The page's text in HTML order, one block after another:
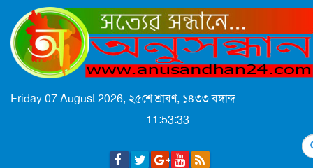
Friday 07 August 2026, ২৫শে শ্রাবণ, ১৪৩৩ বঙ্গাব্দ
11:53:35